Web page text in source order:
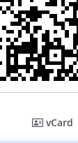
vCard